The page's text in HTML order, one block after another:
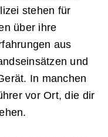
stehen für
über ihre
aus
und
In manchen
vor Ort, die dir